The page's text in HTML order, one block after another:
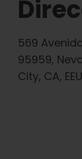
569
95959,
City, CA,